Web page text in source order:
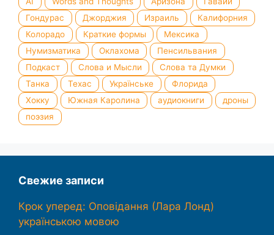
Гондурас
Джорджия Израиль
Калифорния
Колорадо
Краткие формы
Мексика
Нумизматика
Оклахома
Пенсильвания
Подкаст
Слова и Мысли
Слова та Думки
Танка
Техас Українське
Флорида
Хокку
Южная Каролина аудиокниги
дроны
поэзия
Свежие записи
Крок уперед: Оповідання (Лара Лонд)
українською мовою